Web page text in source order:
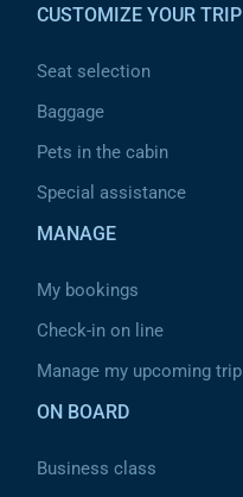
CUSTOMIZE YOUR TRIP
Seat selection
Baggage
Pets in the cabin
Special assistance
MANAGE
My bookings
Check-in on line
Manage my upcoming trip
ON BOARD
Business class